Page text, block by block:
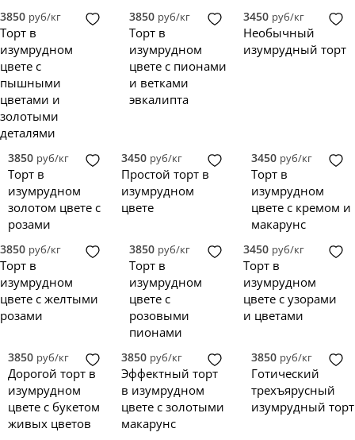
3850 руб/кг
Торт в
изумрудном
цвете с
пышными
цветами и
золотыми
деталями
3850 руб/кг
Торт в
изумрудном
цвете с пионами
и ветками
эвкалипта
3450 руб/кг
Необычный
изумрудный торт
3850 руб/кг
Торт в
изумрудном
золотом цвете с
розами
3450 руб/кг
Простой торт в
изумрудном
цвете
3450 руб/кг
Торт в
изумрудном
цвете с кремом и
макарунс
3850 руб/кг
Торт в
изумрудном
цвете с желтыми
розами
3850 руб/кг
Торт в
изумрудном
цвете с
розовыми
пионами
3450 руб/кг
Торт в
изумрудном
цвете с узорами
и цветами
3850 руб/кг
Дорогой торт в
изумрудном
цвете с букетом
живых цветов
3850 руб/кг
Эффектный торт
в изумрудном
цвете с золотыми
макарунс
3850 руб/кг
Готический
трехъярусный
изумрудный торт